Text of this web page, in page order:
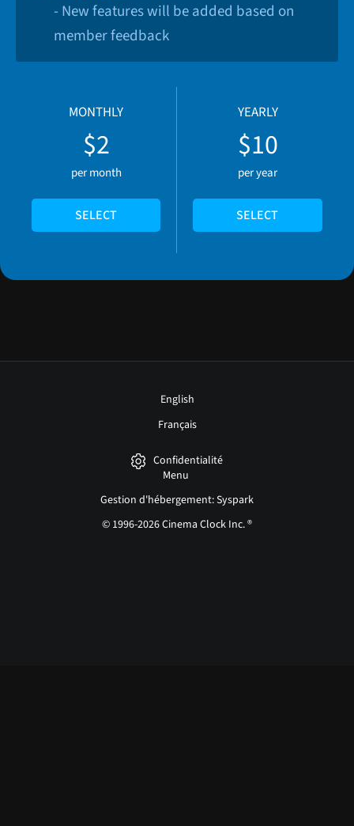
- New features will be added based on
member feedback
MONTHLY
$2
per month
SELECT
YEARLY
$10
per year
SELECT
English
Français
Confidentialité
Menu
Gestion d'hébergement: Syspark
© 1996-2026 Cinema Clock Inc. ®